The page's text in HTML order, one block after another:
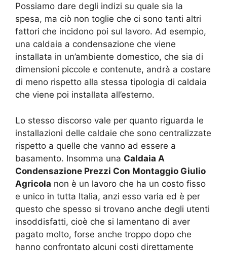
Possiamo dare degli indizi su quale sia la
spesa, ma ciò non toglie che ci sono tanti altri
fattori che incidono poi sul lavoro. Ad esempio,
una caldaia a condensazione che viene
installata in un’ambiente domestico, che sia di
dimensioni piccole e contenute, andrà a costare
di meno rispetto alla stessa tipologia di caldaia
che viene poi installata all’esterno.
Lo stesso discorso vale per quanto riguarda le
installazioni delle caldaie che sono centralizzate
rispetto a quelle che vanno ad essere a
basamento. Insomma una Caldaia A
Condensazione Prezzi Con Montaggio Giulio
Agricola non è un lavoro che ha un costo fisso
e unico in tutta Italia, anzi esso varia ed è per
questo che spesso si trovano anche degli utenti
insoddisfatti, cioè che si lamentano di aver
pagato molto, forse anche troppo dopo che
hanno confrontato alcuni costi direttamente